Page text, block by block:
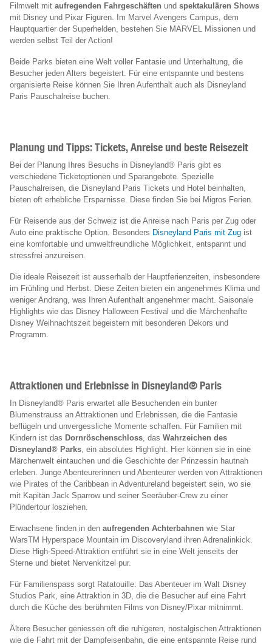
Filmwelt mit aufregenden Fahrgeschäften und spektakulären Shows
mit Disney und Pixar Figuren. Im Marvel Avengers Campus, dem
Hauptquartier der Superhelden, bestehen Sie MARVEL Missionen und
werden selbst Teil der Action!
Beide Parks bieten eine Welt voller Fantasie und Unterhaltung, die
Besucher jeden Alters begeistert. Für eine entspannte und bestens
organisierte Reise können Sie Ihren Aufenthalt auch als Disneyland
Paris Pauschalreise buchen.
Planung und Tipps: Tickets, Anreise und beste Reisezeit
Bei der Planung Ihres Besuchs in Disneyland® Paris gibt es
verschiedene Ticketoptionen und Sparangebote. Spezielle
Pauschalreisen, die Disneyland Paris Tickets und Hotel beinhalten,
bieten oft erhebliche Ersparnisse. Diese finden Sie bei Migros Ferien.
Für Reisende aus der Schweiz ist die Anreise nach Paris per Zug oder
Auto eine praktische Option. Besonders Disneyland Paris mit Zug ist
eine komfortable und umweltfreundliche Möglichkeit, entspannt und
stressfrei anzureisen.
Die ideale Reisezeit ist ausserhalb der Hauptferienzeiten, insbesondere
im Frühling und Herbst. Diese Zeiten bieten ein angenehmes Klima und
weniger Andrang, was Ihren Aufenthalt angenehmer macht. Saisonale
Highlights wie das Disney Halloween Festival und die Märchenhafte
Disney Weihnachtszeit begeistern mit besonderen Dekors und
Programm.
Attraktionen und Erlebnisse in Disneyland® Paris
In Disneyland® Paris erwartet alle Besuchenden ein bunter
Blumenstrauss an Attraktionen und Erlebnissen, die die Fantasie
beflügeln und unvergessliche Momente schaffen. Für Familien mit
Kindern ist das Dornröschenschloss , das Wahrzeichen des
Disneyland® Parks , ein absolutes Highlight. Hier können sie in eine
Märchenwelt eintauchen und die Geschichte der Prinzessin hautnah
erleben. Junge Abenteurerinnen und Abenteurer werden von Attraktionen
wie Pirates of the Caribbean in Adventureland begeistert sein, wo sie
mit Kapitän Jack Sparrow und seiner Seeräuber-Crew zu einer
Plündertour losziehen.
Erwachsene finden in den aufregenden Achterbahnen wie Star
WarsTM Hyperspace Mountain im Discoveryland ihren Adrenalinkick.
Diese High-Speed-Attraktion entführt sie in eine Welt jenseits der
Sterne und bietet Nervenkitzel pur.
Für Familienspass sorgt Ratatouille: Das Abenteuer im Walt Disney
Studios Park, eine Attraktion in 3D, die die Besucher auf eine Fahrt
durch die Küche des berühmten Films von Disney/Pixar mitnimmt.
Ältere Besucher geniessen oft die ruhigeren, nostalgischen Attraktionen
wie die Fahrt mit der Dampfeisenbahn, die eine entspannte Reise rund